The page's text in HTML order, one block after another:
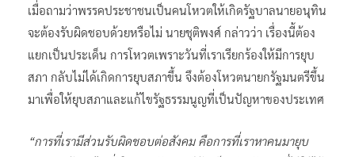
เมื่อถามว่าพรรคประชาชนเป็นคนโหวตให้เกิดรัฐบาลนายอนุทิน
จะต้องรับผิดชอบด้วยหรือไม่ นายชุติพงศ์ กล่าวว่า เรื่องนี้ต้อง
แยกเป็นประเด็น การโหวตเพราะวันที่เราเรียกร้องให้มีการยุบ
สภา กลับไม่ได้เกิดการยุบสภาขึ้น จึงต้องโหวตนายกรัฐมนตรีขึ้น
มาเพื่อให้ยุบสภาและแก้ไขรัฐธรรมนูญที่เป็นปัญหาของประเทศ
“การที่เรามีส่วนรับผิดชอบต่อสังคม คือการที่เราหาคนมายุบ